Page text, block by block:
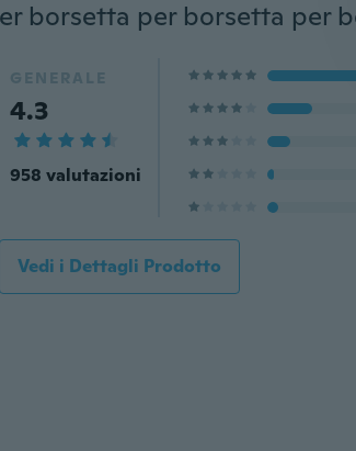
GENERALE
4.3
958 valutazioni
Vedi i Dettagli Prodotto